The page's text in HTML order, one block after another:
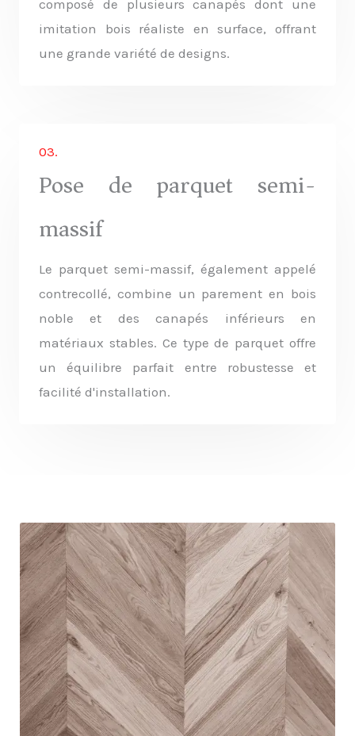
composé de plusieurs canapés dont une
imitation bois réaliste en surface, offrant
une grande variété de designs.
03.
Pose de parquet semi-
massif
Le parquet semi-massif, également appelé
contrecollé, combine un parement en bois
noble et des canapés inférieurs en
matériaux stables. Ce type de parquet offre
un équilibre parfait entre robustesse et
facilité d'installation.